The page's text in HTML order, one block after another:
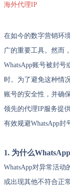
海外代理IP
在如今的数字营销环
广的重要工具。然而
WhatsApp账号被封
时。为了避免这种情
账号的安全性，并确
领先的代理IP服务提
有效规避WhatsApp封
1. 为什么
WhatsApp对异常活
或出现其他不符合正